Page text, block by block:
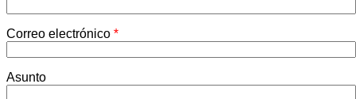
Correo electrónico *
Asunto